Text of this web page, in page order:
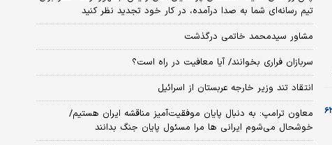
تیم رسانه‌ای شما به صدا درآمده، در کار خود تجدید نظر کنید
مشاور سیدمحمد خاتمی درگذشت
سربازان فراری بخوانند/ آیا معافیت در راه است؟
انتقاد تند وزیر خارجه عربستان از اسرائیل
معاون ترامپ: به دنبال پایان موفقیت‌آمیز مناقشه ایران هستیم/
خوشحال می‌شوم ایرانی ها مرا مسئول پایان جنگ بدانند